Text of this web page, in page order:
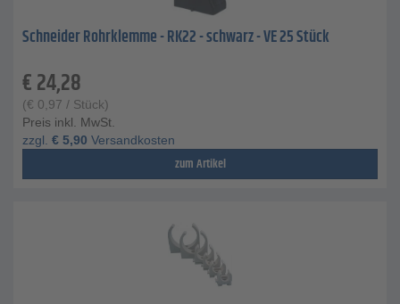
Schneider Rohrklemme - RK22 - schwarz - VE 25 Stück
€24,28
(€ 0,97 / Stück)
Preis inkl. MwSt.
zzgl. € 5,90 Versandkosten
zum Artikel